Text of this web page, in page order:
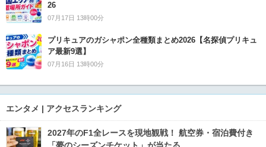
26
07月17日 13時00分
プリキュアのガシャポン全種類まとめ2026【名探偵プリキュ
ア最新9選】
07月16日 13時00分
エンタメ | アクセスランキング
2027年のF1全レースを現地観戦！ 航空券・宿泊費付き